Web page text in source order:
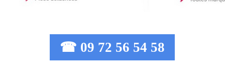
☎ 09 72 56 54 58